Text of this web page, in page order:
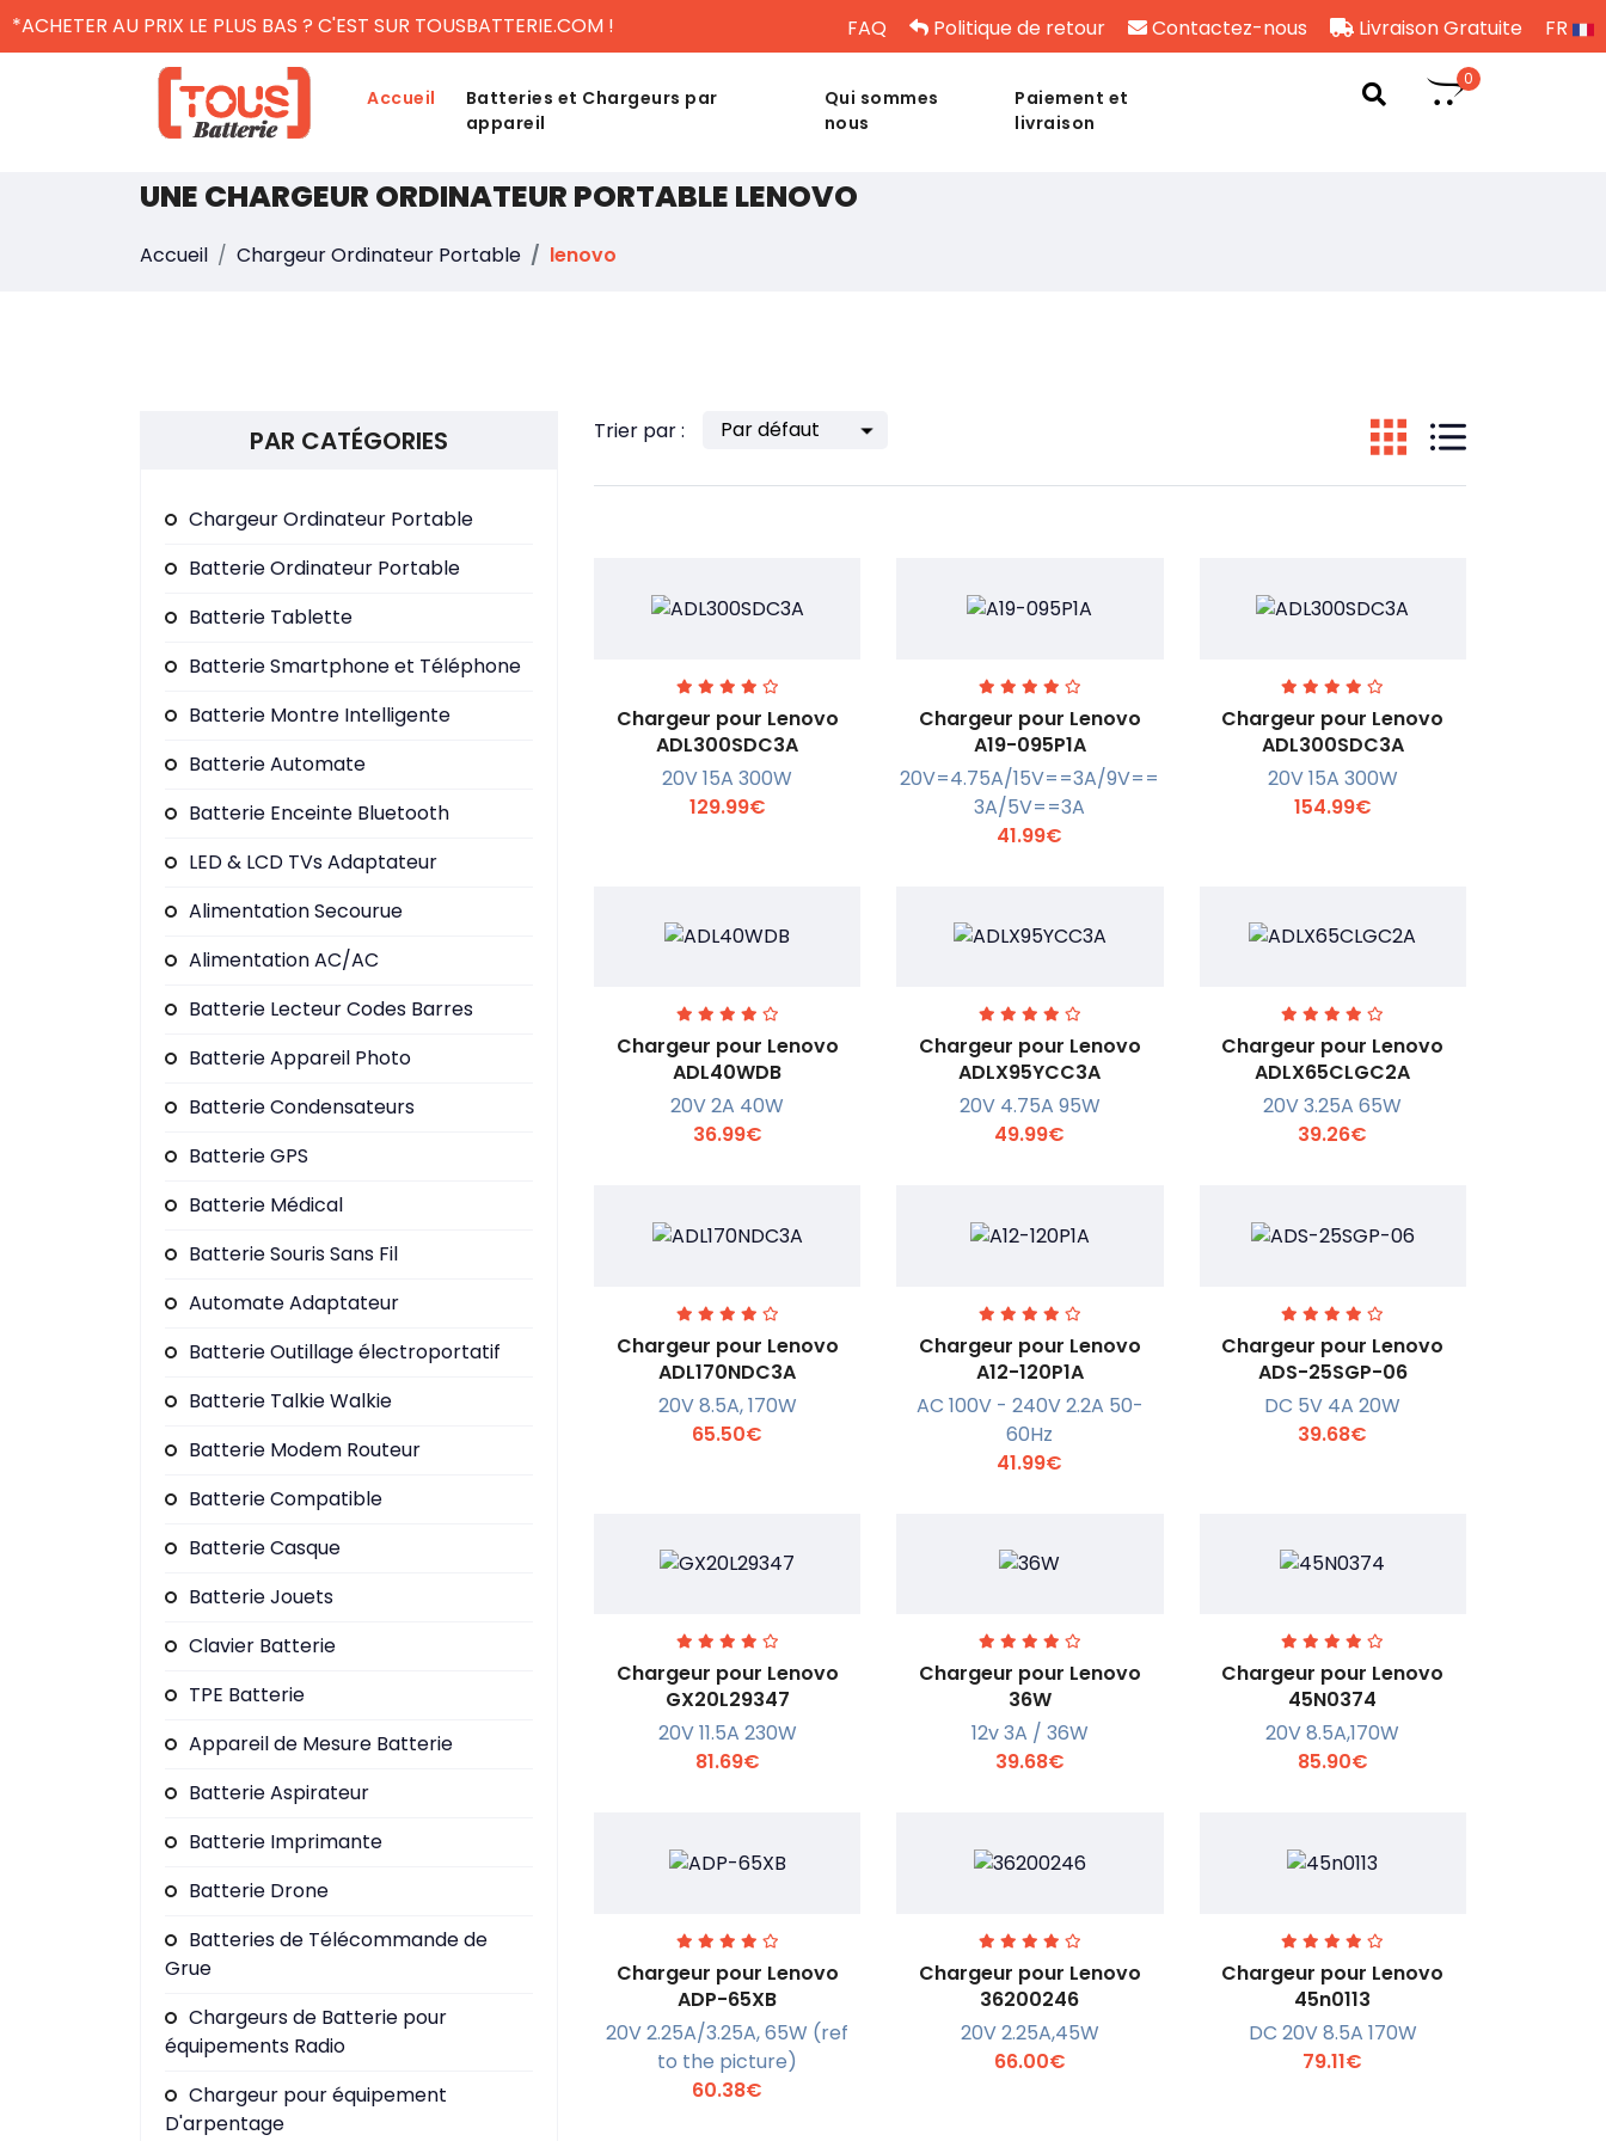
*ACHETER AU PRIX LE PLUS BAS ? C'EST SUR TOUSBATTERIE.COM ! FAQ Politique de retour Contactez-nous Livraison Gratuite FR
Accueil
Batteries et Chargeurs par
appareil
Qui sommes
nous
Paiement et
livraison
0
UNE CHARGEUR ORDINATEUR PORTABLE LENOVO
Accueil Chargeur Ordinateur Portable lenovo
Trier par :
En savoir +
Chargeur pour Lenovo
ADL300SDC3A
20V 15A 300W
129.99€
En savoir +
Chargeur pour Lenovo
A19-095P1A
20V=4.75A/15V==3A/9V==
3A/5V==3A
41.99€
En savoir +
Chargeur pour Lenovo
ADL300SDC3A
20V 15A 300W
154.99€
En savoir +
Chargeur pour Lenovo
ADL40WDB
20V 2A 40W
36.99€
En savoir +
Chargeur pour Lenovo
ADLX95YCC3A
20V 4.75A 95W
49.99€
En savoir +
Chargeur pour Lenovo
ADLX65CLGC2A
20V 3.25A 65W
39.26€
En savoir +
Chargeur pour Lenovo
ADL170NDC3A
20V 8.5A, 170W
65.50€
En savoir +
Chargeur pour Lenovo
A12-120P1A
AC 100V - 240V 2.2A 50-
60Hz
41.99€
En savoir +
Chargeur pour Lenovo
ADS-25SGP-06
DC 5V 4A 20W
39.68€
En savoir +
Chargeur pour Lenovo
GX20L29347
20V 11.5A 230W
81.69€
En savoir +
Chargeur pour Lenovo
36W
12v 3A / 36W
39.68€
En savoir +
Chargeur pour Lenovo
45N0374
20V 8.5A,170W
85.90€
En savoir +
Chargeur pour Lenovo
ADP-65XB
20V 2.25A/3.25A, 65W (ref
to the picture)
60.38€
En savoir +
Chargeur pour Lenovo
36200246
20V 2.25A,45W
66.00€
En savoir +
Chargeur pour Lenovo
45n0113
DC 20V 8.5A 170W
79.11€
PAR CATÉGORIES
Chargeur Ordinateur Portable
Batterie Ordinateur Portable
Batterie Tablette
Batterie Smartphone et Téléphone
Batterie Montre Intelligente
Batterie Automate
Batterie Enceinte Bluetooth
LED & LCD TVs Adaptateur
Alimentation Secourue
Alimentation AC/AC
Batterie Lecteur Codes Barres
Batterie Appareil Photo
Batterie Condensateurs
Batterie GPS
Batterie Médical
Batterie Souris Sans Fil
Automate Adaptateur
Batterie Outillage électroportatif
Batterie Talkie Walkie
Batterie Modem Routeur
Batterie Compatible
Batterie Casque
Batterie Jouets
Clavier Batterie
TPE Batterie
Appareil de Mesure Batterie
Batterie Aspirateur
Batterie Imprimante
Batterie Drone
Batteries de Télécommande de
Grue
Chargeurs de Batterie pour
équipements Radio
Chargeur pour équipement
D'arpentage